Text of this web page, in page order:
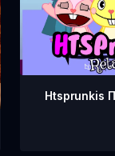
Htsprunkis